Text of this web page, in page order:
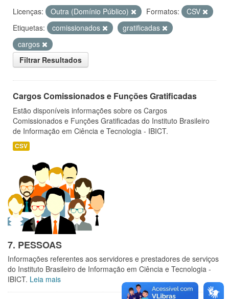
Licenças: Outra (Domínio Público) Formatos:
CSV
Etiquetas:
comissionados
gratificadas
cargos
Filtrar Resultados
Cargos Comissionados e Funções Gratificadas
Estão disponíveis informações sobre os Cargos
Comissionados e Funções Gratificadas do Instituto Brasileiro
de Informação em Ciência e Tecnologia - IBICT.
CSV
7. PESSOAS
Informações referentes aos servidores e prestadores de serviços
do Instituto Brasileiro de Informação em Ciência e Tecnologia -
IBICT. Leia mais